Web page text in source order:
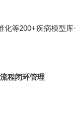
化等200+疾病模型
程闭环管理